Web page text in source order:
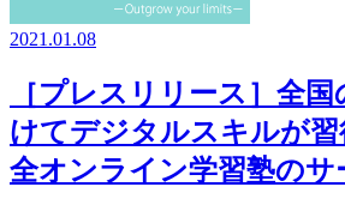
2021.01.08
［プレスリリース］全
けてデジタルスキルが
全オンライン学習塾のサ